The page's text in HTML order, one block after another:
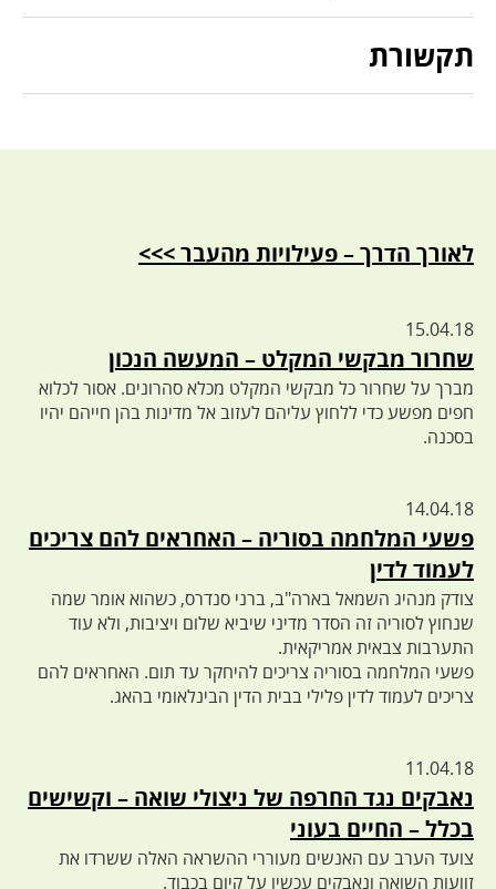
תקשורת
לאורך הדרך – פעילויות מהעבר >>>
15.04.18
שחרור מבקשי המקלט – המעשה הנכון
מברך על שחרור כל מבקשי המקלט מכלא סהרונים. אסור לכלוא
חפים מפשע כדי ללחוץ עליהם לעזוב אל מדינות בהן חייהם יהיו
בסכנה.
14.04.18
פשעי המלחמה בסוריה – האחראים להם צריכים
לעמוד לדין
צודק מנהיג השמאל בארה"ב, ברני סנדרס, כשהוא אומר שמה
שנחוץ לסוריה זה הסדר מדיני שיביא שלום ויציבות, ולא עוד
התערבות צבאית אמריקאית.
פשעי המלחמה בסוריה צריכים להיחקר עד תום. האחראים להם
צריכים לעמוד לדין פלילי בבית הדין הבינלאומי בהאג.
11.04.18
נאבקים נגד החרפה של ניצולי שואה – וקשישים
בכלל – החיים בעוני
צועד הערב עם האנשים מעוררי ההשראה האלה ששרדו את
זוועות השואה ונאבקים עכשיו על קיום בכבוד.